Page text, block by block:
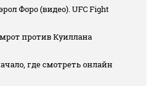
Форо (видео). UFC Fight
против Куиллана
где смотреть онлайн